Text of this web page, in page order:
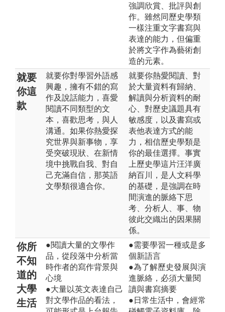
強調欣賞、批評與創
作。雖然同歷史學類
一樣注重文字書寫與
表達的能力，但偏重
於將文字作為藝術創
造的元素。
就要
你這
款
就要你對學習外語感
興趣，擁有不錯的寫
作及說話能力，喜愛
閱讀不同類型的文
本，喜歡思考，與人
溝通。如果你熱愛探
究世界與新事物，享
受突破現狀、在新情
境中挑戰自我、對自
己充滿自信，那英語
文學類很適合你。
就要你熱愛閱讀、對
於大量資料有歸納、
解讀與分析資料的耐
心、對歷史議題具有
敏感度，以及書寫或
表他表達方式的能
力，相信歷史學類是
你的最佳選擇。事實
上歷史學這片汪洋廣
納百川，是人文科學
的基礎，是強調在時
間演進的脈絡下思
考、分析人、事、物
彼此交織出的因果關
係。
你所
不知
道的
大學
生活
●閱讀大量的文學作
品，從段落中分析當
時作者的寫作背景與
心境
●大量以英文表達自己
對文學作品的看法，
●需要學習一種或是多
個新語言
●為了解歷史發展與演
進脈絡，必須大量閱
讀與書寫摘要
●日常生活中，會經常